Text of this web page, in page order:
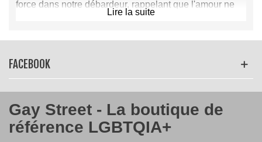
force dans notre débardeur, rappelant que l'amour ne
connaît pas de limites, de frontières ni de préjugés. Que
puissant d'exprimer votre engagement envers un
débardeurs en coton 100% certifié Oeko Tek
Coupes: femme uniquement
Lire la suite
FACEBOOK
Gay Street - La boutique de
référence LGBTQIA+